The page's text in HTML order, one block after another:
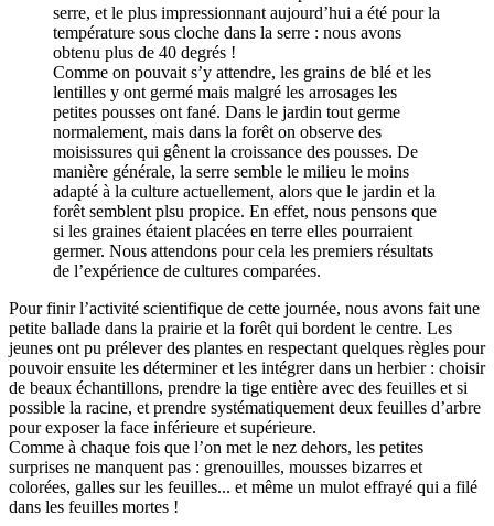
serre, et le plus impressionnant aujourd’hui a été pour la
température sous cloche dans la serre : nous avons
obtenu plus de 40 degrés !
Comme on pouvait s’y attendre, les grains de blé et les
lentilles y ont germé mais malgré les arrosages les
petites pousses ont fané. Dans le jardin tout germe
normalement, mais dans la forêt on observe des
moisissures qui gênent la croissance des pousses. De
manière générale, la serre semble le milieu le moins
adapté à la culture actuellement, alors que le jardin et la
forêt semblent plsu propice. En effet, nous pensons que
si les graines étaient placées en terre elles pourraient
germer. Nous attendons pour cela les premiers résultats
de l’expérience de cultures comparées.
Pour finir l’activité scientifique de cette journée, nous avons fait une
petite ballade dans la prairie et la forêt qui bordent le centre. Les
jeunes ont pu prélever des plantes en respectant quelques règles pour
pouvoir ensuite les déterminer et les intégrer dans un herbier : choisir
de beaux échantillons, prendre la tige entière avec des feuilles et si
possible la racine, et prendre systématiquement deux feuilles d’arbre
pour exposer la face inférieure et supérieure.
Comme à chaque fois que l’on met le nez dehors, les petites
surprises ne manquent pas : grenouilles, mousses bizarres et
colorées, galles sur les feuilles... et même un mulot effrayé qui a filé
dans les feuilles mortes !